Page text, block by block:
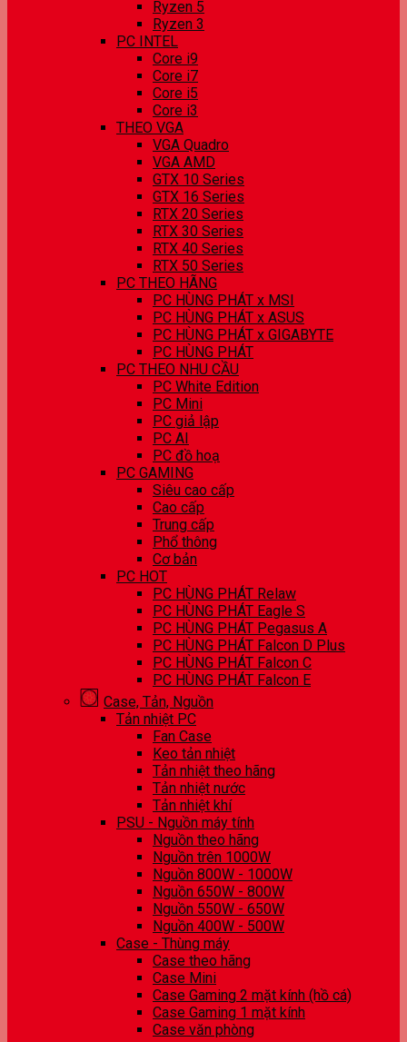
Ryzen 5
Ryzen 3
PC INTEL
Core i9
Core i7
Core i5
Core i3
THEO VGA
VGA Quadro
VGA AMD
GTX 10 Series
GTX 16 Series
RTX 20 Series
RTX 30 Series
RTX 40 Series
RTX 50 Series
PC THEO HÃNG
PC HÙNG PHÁT x MSI
PC HÙNG PHÁT x ASUS
PC HÙNG PHÁT x GIGABYTE
PC HÙNG PHÁT
PC THEO NHU CẦU
PC White Edition
PC Mini
PC giả lập
PC AI
PC đồ hoạ
PC GAMING
Siêu cao cấp
Cao cấp
Trung cấp
Phổ thông
Cơ bản
PC HOT
PC HÙNG PHÁT Relaw
PC HÙNG PHÁT Eagle S
PC HÙNG PHÁT Pegasus A
PC HÙNG PHÁT Falcon D Plus
PC HÙNG PHÁT Falcon C
PC HÙNG PHÁT Falcon E
Case, Tản, Nguồn
Tản nhiệt PC
Fan Case
Keo tản nhiệt
Tản nhiệt theo hãng
Tản nhiệt nước
Tản nhiệt khí
PSU - Nguồn máy tính
Nguồn theo hãng
Nguồn trên 1000W
Nguồn 800W - 1000W
Nguồn 650W - 800W
Nguồn 550W - 650W
Nguồn 400W - 500W
Case - Thùng máy
Case theo hãng
Case Mini
Case Gaming 2 mặt kính (hồ cá)
Case Gaming 1 mặt kính
Case văn phòng